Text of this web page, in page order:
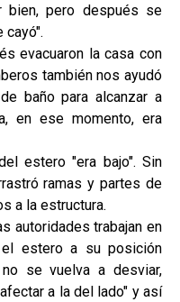
bien, pero después se
evacuaron la casa con
también nos ayudó
baño para alcanzar a
en ese momento, era
estero "era bajo". Sin
ramas y partes de
a la estructura.
autoridades trabajan en
el estero a su posición
se vuelva a desviar,
a la del lado" y así